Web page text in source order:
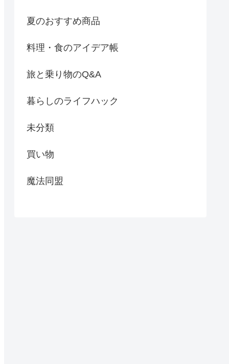
夏のおすすめ商品
料理・食のアイデア帳
旅と乗り物のQ&A
暮らしのライフハック
未分類
買い物
魔法同盟